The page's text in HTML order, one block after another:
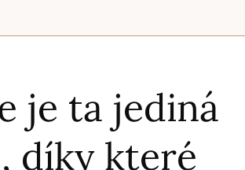
je ta jediná
díky které